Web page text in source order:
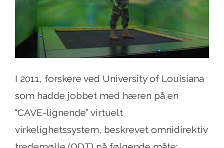
I 2011, forskere ved University of Louisiana
som hadde jobbet med hæren på en
“CAVE-lignende” virtuelt
virkelighetssystem, beskrevet omnidirektiv